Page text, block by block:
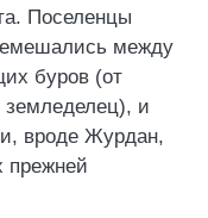
Поселенцы
между
буров (от
земледелец), и
вроде Журдан,
прежней